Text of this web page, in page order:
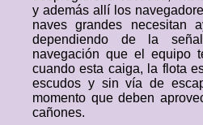
y además allí los
naves grandes necesitan
dependiendo de la
navegación que el equipo
cuando esta caiga, la flota
escudos y sin vía de
momento que deben
cañones.